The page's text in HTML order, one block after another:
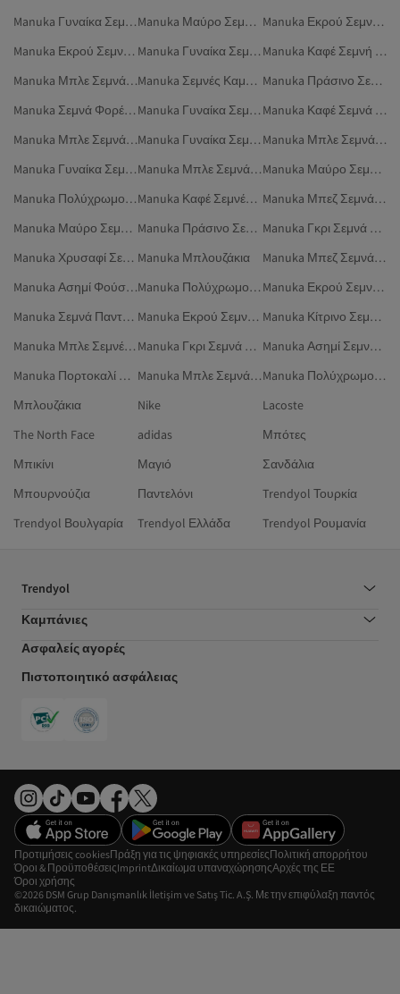
Manuka Γυναίκα Σεμνές Φούστες
Manuka Μαύρο Σεμνές Φούστες
Manuka Εκρού Σεμνές Φούστες
Manuka Εκρού Σεμνές Μπλούζες
Manuka Γυναίκα Σεμνά Μπλέιζερ
Manuka Καφέ Σεμνή Ένδυση
Manuka Μπλε Σεμνά Μαγιό
Manuka Σεμνές Καμπαρντίνες
Manuka Πράσινο Σεμνές Φούστες
Manuka Σεμνά Φορέματα
Manuka Γυναίκα Σεμνά Πουκάμισα
Manuka Καφέ Σεμνά Μπλέιζερ
Manuka Μπλε Σεμνά Μπλέιζερ
Manuka Γυναίκα Σεμνά Φούτερ
Manuka Μπλε Σεμνά Φορέματα
Manuka Γυναίκα Σεμνά Μπουφάν
Manuka Μπλε Σεμνά Πουκάμισα
Manuka Μαύρο Σεμνά Πουκάμισα
Manuka Πολύχρωμο Σεμνά Φορέματα
Manuka Καφέ Σεμνές Φούστες
Manuka Μπεζ Σεμνά Φούτερ
Manuka Μαύρο Σεμνά Φορέματα
Manuka Πράσινο Σεμνά Μπλέιζερ
Manuka Γκρι Σεμνά Φορέματα
Manuka Χρυσαφί Σεμνά Μαγιό Manuka Μπλουζάκια
Manuka Μπεζ Σεμνά Φορέματα
Manuka Ασημί Φούστες
Manuka Πολύχρωμο Σεμνά Πουκάμισα
Manuka Εκρού Σεμνά Πουκάμισα
Manuka Σεμνά Παντελόνια
Manuka Εκρού Σεμνά Φορέματα
Manuka Κίτρινο Σεμνά Πουκάμισα
Manuka Μπλε Σεμνές Τουνίκ
Manuka Γκρι Σεμνά Μπουφάν
Manuka Ασημί Σεμνά Βραδινά Φορέματα
Manuka Πορτοκαλί Σεμνά Μαγιό
Manuka Μπλε Σεμνά Βραδινά Φορέματα
Manuka Πολύχρωμο Σεμνά Μαγιό
Μπλουζάκια
Nike
Lacoste
The North Face
adidas
Μπότες
Μπικίνι
Μαγιό
Σανδάλια
Μπουρνούζια
Παντελόνι
Trendyol Τουρκία
Trendyol Βουλγαρία
Trendyol Ελλάδα Trendyol Ρουμανία
Trendyol
Καμπάνιες
Ασφαλείς αγορές
Πιστοποιητικό ασφάλειας
©2026 DSM Grup Danışmanlık İletişim ve Satış Tic. A.Ş. Με την επιφύλαξη παντός
δικαιώματος.
Προτιμήσεις cookiesΠράξη για τις ψηφιακές υπηρεσίεςΠολιτική απορρήτου
Όροι & ΠροϋποθέσειςImprintΔικαίωμα υπαναχώρησηςΑρχές της ΕΕ
Όροι χρήσης